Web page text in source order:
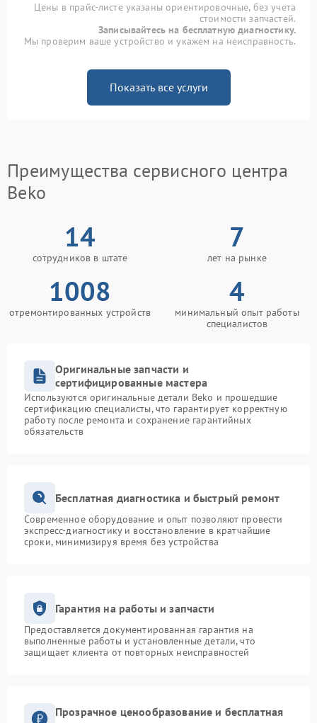
Цены в прайс-листе указаны ориентировочные, без учета
стоимости запчастей.
Записывайтесь на бесплатную диагностику.
Мы проверим ваше устройство и укажем на неисправность.
Показать все услуги
Преимущества сервисного центра
Beko
14
сотрудников в штате
7
лет на рынке
1008
отремонтированных устройств
4
минимальный опыт работы
специалистов
Оригинальные запчасти и
сертифицированные мастера
Используются оригинальные детали Beko и прошедшие
сертификацию специалисты, что гарантирует корректную
работу после ремонта и сохранение гарантийных
обязательств
Бесплатная диагностика и быстрый ремонт
Современное оборудование и опыт позволяют провести
экспресс-диагностику и восстановление в кратчайшие
сроки, минимизируя время без устройства
Гарантия на работы и запчасти
Предоставляется документированная гарантия на
выполненные работы и установленные детали, что
защищает клиента от повторных неисправностей
Прозрачное ценообразование и бесплатная